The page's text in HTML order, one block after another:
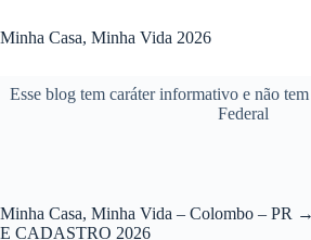
para
o
Minha Casa, Minha Vida 2026
Esse blog tem caráter informativo e não
Federal
Minha Casa, Minha Vida – Colombo – PR
E CADASTRO 2026